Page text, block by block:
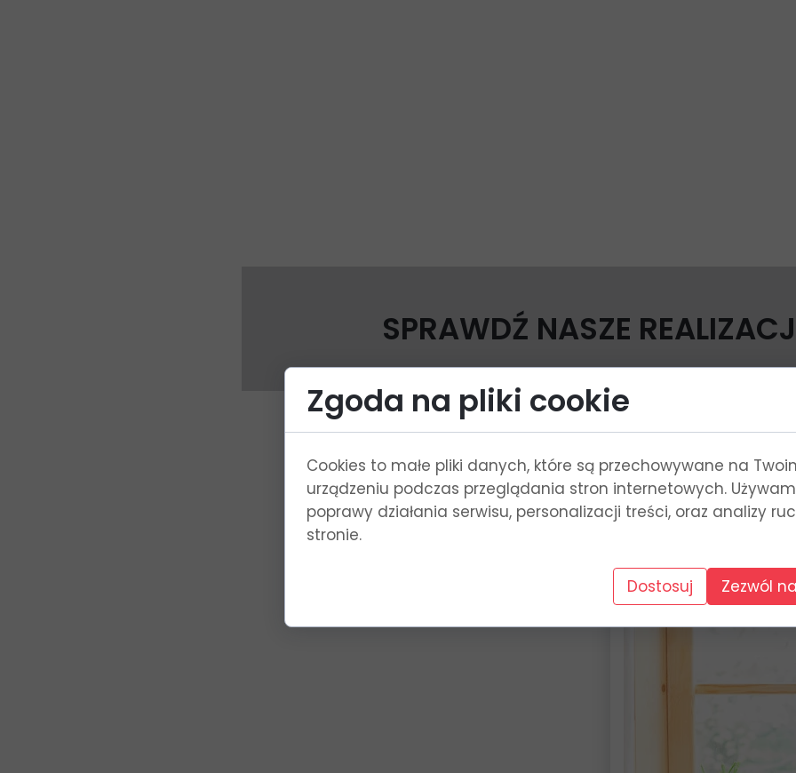
REALIZACJE
SPRAWDŹ NASZE
Zgoda na pliki cookie
Cookies to małe pliki danych, które są przechowywane na
urządzeniu podczas przeglądania stron internetowych.
poprawy działania serwisu, personalizacji treści, oraz analizy
stronie.
Dostosuj Zezwól